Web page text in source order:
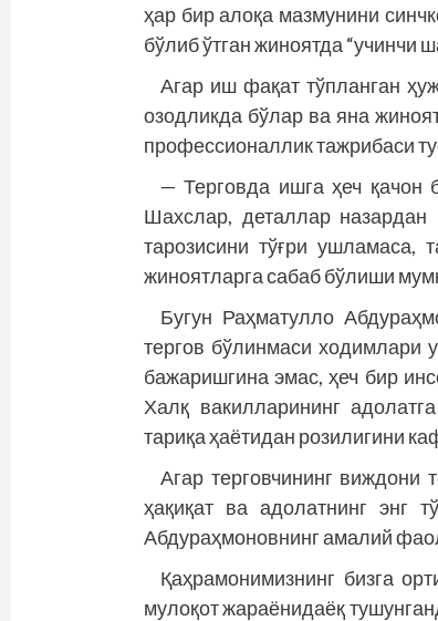
ҳар бир алоқа мазмунини
бўлиб ўтган жиноятда “учинчи
Агар иш фақат тўпланган
озодликда бўлар ва яна
профессионаллик тажрибаси
— Терговда ишга ҳеч
Шахслар, деталлар назардан
тарозисини тўғри
жиноятларга сабаб бўлиши
Бугун Раҳматулло
тергов бўлинмаси ходимлари
бажаришгина эмас, ҳеч бир
Халқ вакилларининг
тариқа ҳаётидан розилигини
Агар терговчининг виждони
ҳақиқат ва адолатнинг энг
Абдураҳмоновнинг амалий
Қаҳрамонимизнинг бизга
мулоқот жараёнидаёқ